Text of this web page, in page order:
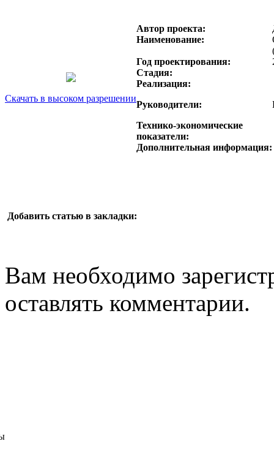
Скачать в высоком разрешении
Автор проекта:
Наименование:
Год проектирования:
Стадия:
Реализация:
Руководители:
Технико-экономические
показатели:
Дополнительная информация:
Добавить статью в закладки:
Вам необходимо
оставлять комментарии.